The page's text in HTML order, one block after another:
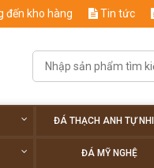
đến kho hàng Tin tức
ĐÁ THẠCH ANH TỰ
ĐÁ MỸ NGHỆ